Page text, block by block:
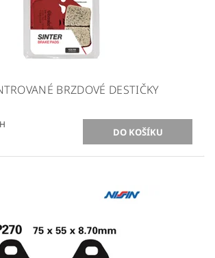
BRZDOVÉ DESTIČKY